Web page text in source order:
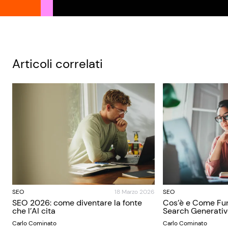
Articoli correlati
SEO 18 Marzo 2026
SEO 2026: come diventare la fonte
che l’AI cita
Carlo Cominato
SEO
Cos’è e Come
Search
Carlo Cominato